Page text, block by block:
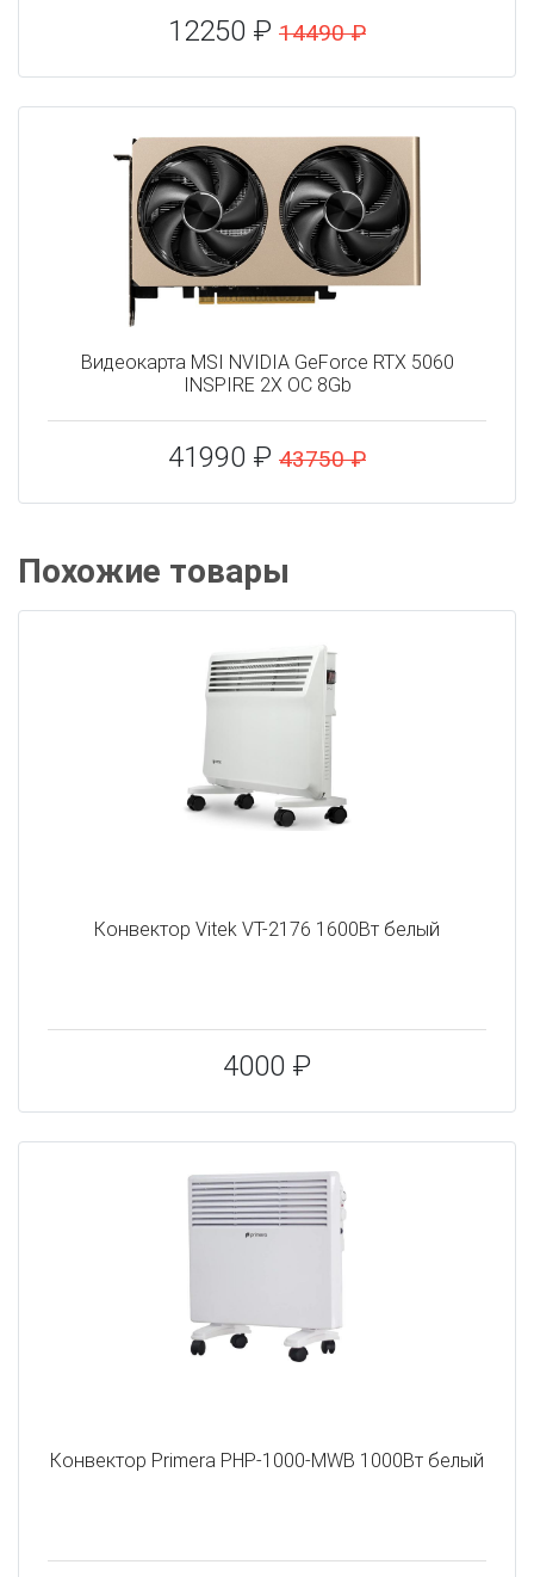
12250 ₽ 14490 ₽
Видеокарта MSI NVIDIA GeForce RTX 5060
INSPIRE 2X OC 8Gb
41990 ₽ 43750 ₽
Похожие товары
Конвектор Vitek VT-2176 1600Вт белый
4000 ₽
Конвектор Primera PHP-1000-MWB 1000Вт белый